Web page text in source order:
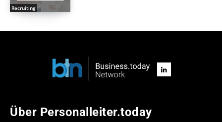
Recruiting
Über Personalleiter.today